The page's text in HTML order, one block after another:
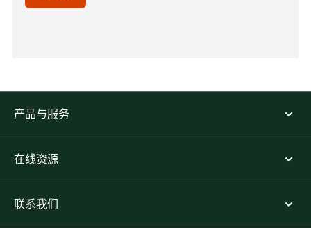
产品与服务
在线资源
联系我们